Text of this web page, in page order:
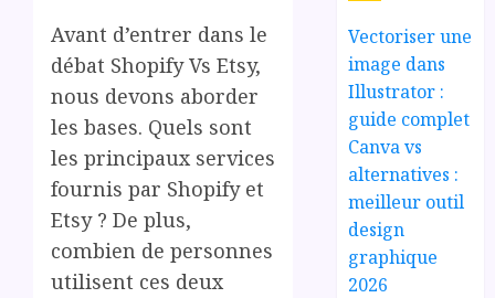
Avant d’entrer dans le
débat Shopify Vs Etsy,
nous devons aborder
les bases. Quels sont
les principaux services
fournis par Shopify et
Etsy ? De plus,
combien de personnes
utilisent ces deux
Vectoriser une
image dans
Illustrator :
guide complet
Canva vs
alternatives :
meilleur outil
design
graphique
2026